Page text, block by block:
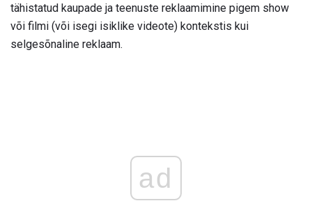
tähistatud kaupade ja teenuste reklaamimine pigem show
või filmi (või isegi isiklike videote) kontekstis kui
selgesõnaline reklaam.
ad